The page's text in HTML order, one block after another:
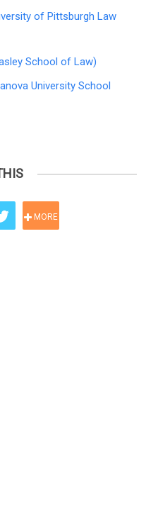
of Pittsburgh Law
School of Law)
University School
MORE